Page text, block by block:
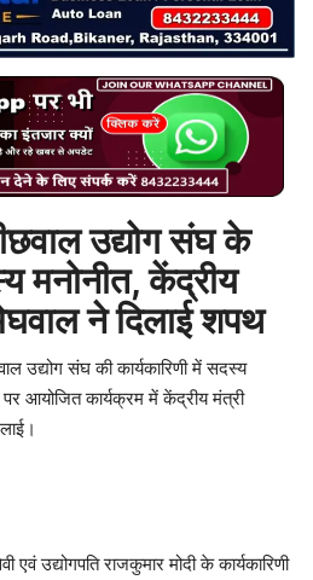
उद्योग संघ के
मनोनीत, केंद्रीय
ने दिलाई शपथ
उद्योग संघकी कार्यकारिणी में सदस्य
आयोजित कार्यक्रम में केंद्रीय मंत्री
उद्योगपति राजकुमार मोदी के कार्यकारिणी